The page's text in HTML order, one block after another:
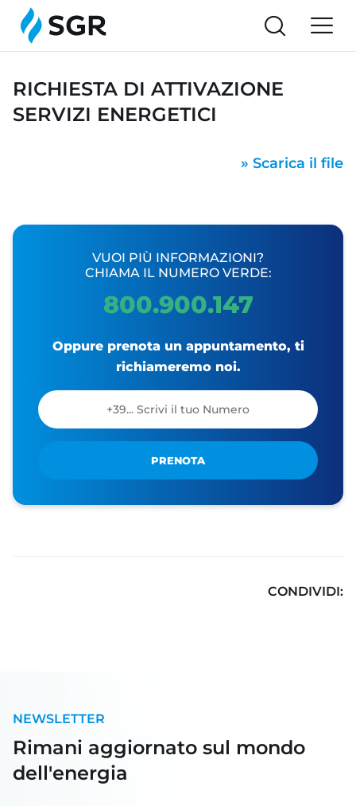
RICHIESTA DI ATTIVAZIONE
SERVIZI ENERGETICI
» Scarica il file
VUOI PIÙ INFORMAZIONI?
CHIAMA IL NUMERO VERDE:
800.900.147
Oppure prenota un appuntamento, ti
richiameremo noi.
PRENOTA
CONDIVIDI:
NEWSLETTER
Rimani aggiornato sul mondo
dell'energia